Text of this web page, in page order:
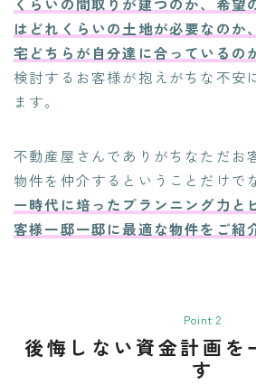
はどれくらいの土地が必要なのか
宅どちらが自分達に合っているの
検討するお客様が抱えがちな不安
ます。
不動産屋さんでありがちなただお
物件を仲介するということだけで
ー時代に培ったプランニング力と
客様一邸一邸に最適な物件をご紹
Point 2
後悔しない資金計画を
す